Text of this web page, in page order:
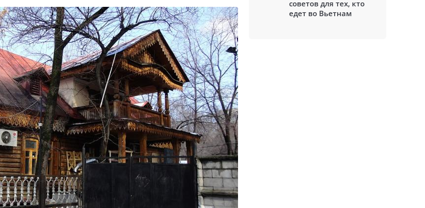
советов для тех, кто
едет во Вьетнам